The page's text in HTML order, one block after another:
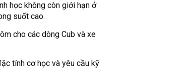
học không còn giới hạn ở
suốt cao.
cho các dòng Cub và xe
tính cơ học và yêu cầu kỹ